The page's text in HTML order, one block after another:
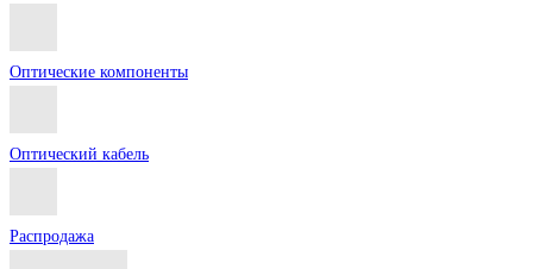
Оптические компоненты
Оптический кабель
Распродажа